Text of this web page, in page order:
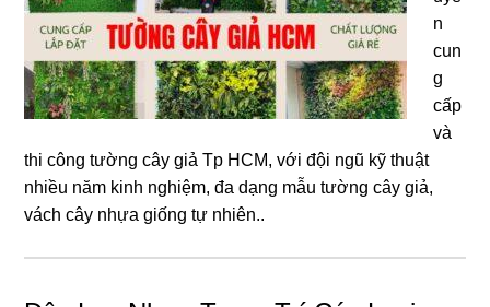
n
cun
g
cấp
và
thi công tường cây giả Tp HCM, với đội ngũ kỹ thuật
nhiều năm kinh nghiệm, đa dạng mẫu tường cây giả,
vách cây nhựa giống tự nhiên..